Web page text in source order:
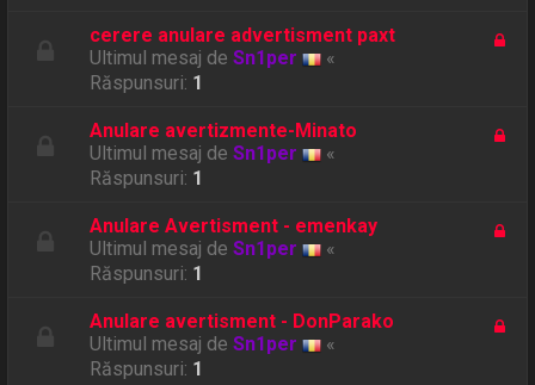
cerere anulare advertisment paxt
Ultimul mesaj deSn1per
«
Răspunsuri: 1
Anulare avertizmente-Minato
Ultimul mesaj deSn1per
«
Răspunsuri: 1
Anulare Avertisment - emenkay
Ultimul mesaj deSn1per
«
Răspunsuri: 1
Anulare avertisment - DonParako
Ultimul mesaj deSn1per
«
Răspunsuri: 1